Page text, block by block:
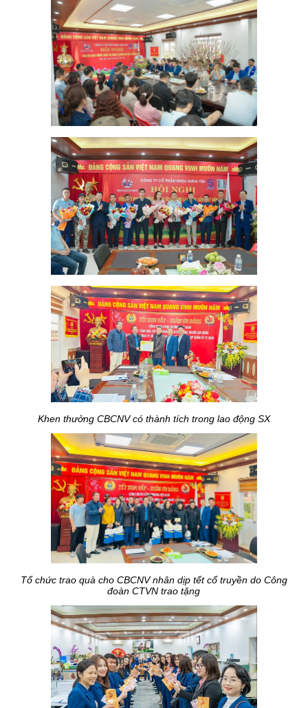
Khen thưởng CBCNV có thành tích trong lao động SX
Tổ chức trao quà cho CBCNV nhân dịp tết cổ truyền do Công
đoàn CTVN trao tặng